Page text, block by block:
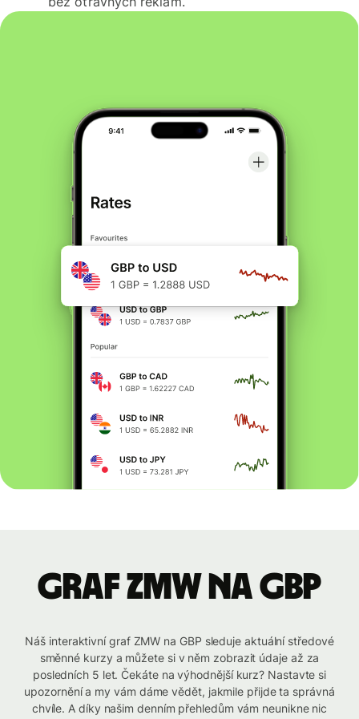
graf ZMW na GBP
Náš interaktivní graf ZMW na GBP sleduje aktuální středové
směnné kurzy a můžete si v něm zobrazit údaje až za
posledních 5 let. Čekáte na výhodnější kurz? Nastavte si
upozornění a my vám dáme vědět, jakmile přijde ta správná
chvíle. A díky našim denním přehledům vám neunikne nic